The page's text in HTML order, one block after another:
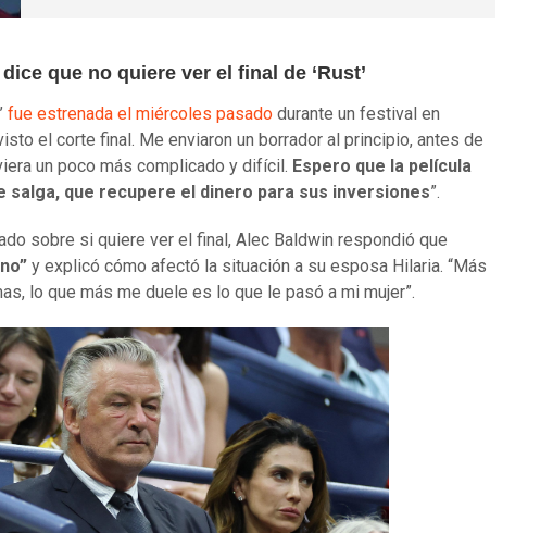
que no quiere ver el final de ‘Rust’
fue estrenada el miércoles pasado durante un festival en
el corte final. Me enviaron un borrador al principio, antes de
un poco más complicado y difícil. Espero que la película
salga, que recupere el dinero para sus inversiones”.
sobre si quiere ver el final, Alec Baldwin respondió que
y explicó cómo afectó la situación a su esposa Hilaria. “Más
lo que más me duele es lo que le pasó a mi mujer”.